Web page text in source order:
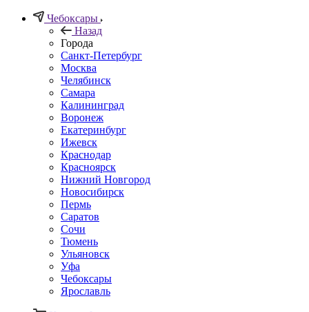
Чебоксары
Назад
Города
Санкт-Петербург
Москва
Челябинск
Самара
Калининград
Воронеж
Екатеринбург
Ижевск
Краснодар
Красноярск
Нижний Новгород
Новосибирск
Пермь
Саратов
Сочи
Тюмень
Ульяновск
Уфа
Чебоксары
Ярославль